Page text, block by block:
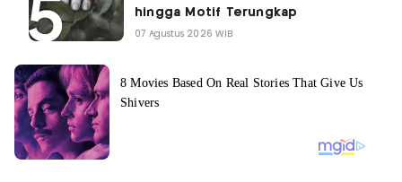
hingga Motif Terungkap
07 Agustus 2026 WIB